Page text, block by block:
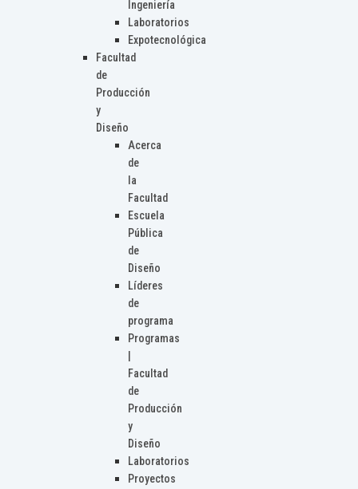
Ingeniería
Laboratorios
Expotecnológica
Facultad
de
Producción
y
Diseño
Acerca
de
la
Facultad
Escuela
Pública
de
Diseño
Líderes
de
programa
Programas
Facultad
de
Producción
y
Diseño
Laboratorios
Proyectos